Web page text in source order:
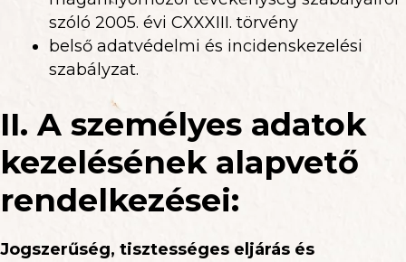
szóló 2005. évi CXXXIII. törvény
belső adatvédelmi és incidenskezelési
szabályzat.
II. A személyes adatok
kezelésének alapvető
rendelkezései:
Jogszerűség, tisztességes eljárás és